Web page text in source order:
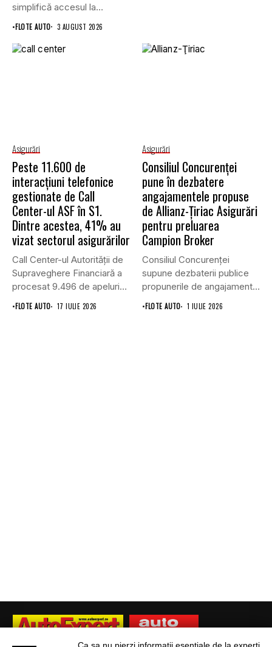
simplifică accesul la
asigurările auto...
•FLOTE AUTO 3 AUGUST 2026
Asigurări
Peste 11.600 de
interacțiuni telefonice
gestionate de Call
Center-ul ASF în S1.
Dintre acestea, 41% au
vizat sectorul asigurărilor
Call Center-ul Autorității de
Supraveghere Financiară a
procesat 9.496 de apeluri
primite...
•FLOTE AUTO 17 IULIE 2026
Asigurări
Consiliul Concurenţei
pune în dezbatere
angajamentele propuse
de Allianz-Ţiriac Asigurări
pentru preluarea
Campion Broker
Consiliul Concurenţei
supune dezbaterii publice
propunerile de angajamente
formulate de Allianz-Ţiriac
•FLOTE AUTO 1 IULIE 2026